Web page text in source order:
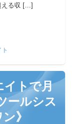
える収 […]
イトで月
ールシス
》